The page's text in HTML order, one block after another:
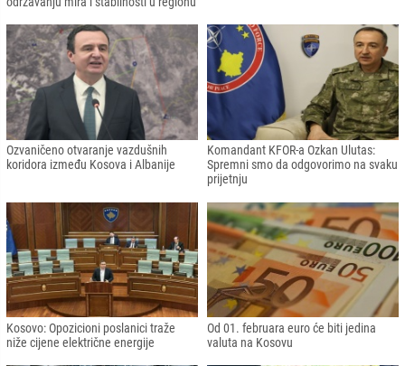
Ozvaničeno otvaranje vazdušnih
koridora između Kosova i Albanije
Komandant KFOR-a Ozkan Ulutas:
Spremni smo da odgovorimo na svaku
prijetnju
Kosovo: Opozicioni poslanici traže
niže cijene električne energije
Od 01. februara euro će biti jedina
valuta na Kosovu